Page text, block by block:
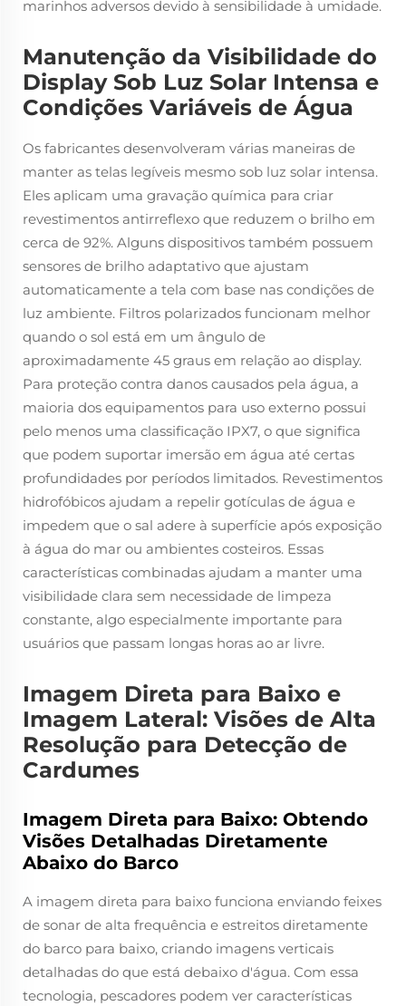
marinhos adversos devido à sensibilidade à umidade.
Manutenção da Visibilidade do
Display Sob Luz Solar Intensa e
Condições Variáveis de Água
Os fabricantes desenvolveram várias maneiras de
manter as telas legíveis mesmo sob luz solar intensa.
Eles aplicam uma gravação química para criar
revestimentos antirreflexo que reduzem o brilho em
cerca de 92%. Alguns dispositivos também possuem
sensores de brilho adaptativo que ajustam
automaticamente a tela com base nas condições de
luz ambiente. Filtros polarizados funcionam melhor
quando o sol está em um ângulo de
aproximadamente 45 graus em relação ao display.
Para proteção contra danos causados pela água, a
maioria dos equipamentos para uso externo possui
pelo menos uma classificação IPX7, o que significa
que podem suportar imersão em água até certas
profundidades por períodos limitados. Revestimentos
hidrofóbicos ajudam a repelir gotículas de água e
impedem que o sal adere à superfície após exposição
à água do mar ou ambientes costeiros. Essas
características combinadas ajudam a manter uma
visibilidade clara sem necessidade de limpeza
constante, algo especialmente importante para
usuários que passam longas horas ao ar livre.
Imagem Direta para Baixo e
Imagem Lateral: Visões de Alta
Resolução para Detecção de
Cardumes
Imagem Direta para Baixo: Obtendo
Visões Detalhadas Diretamente
Abaixo do Barco
A imagem direta para baixo funciona enviando feixes
de sonar de alta frequência e estreitos diretamente
do barco para baixo, criando imagens verticais
detalhadas do que está debaixo d'água. Com essa
tecnologia, pescadores podem ver características